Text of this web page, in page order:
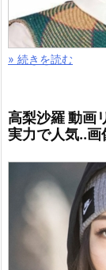
» 続きを読む
高梨沙羅 動画
実力で人気..画